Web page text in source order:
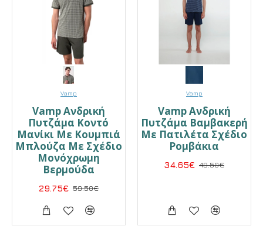
Vamp
Vamp Ανδρική
Πυτζάμα Κοντό
Μανίκι Με Κουμπιά
Μπλούζα Με Σχέδιο
Μονόχρωμη
Βερμούδα
29.75€ 59.50€
Vamp
Vamp Ανδρική
Πυτζάμα Βαμβακερή
Με Πατιλέτα Σχέδιο
Ρομβάκια
34.65€ 49.50€